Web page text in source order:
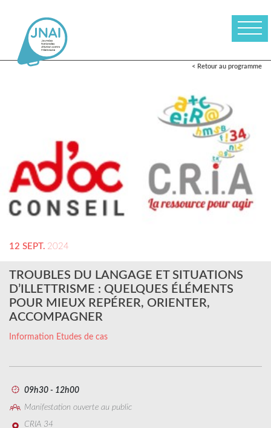
< Retour au programme
12 SEPT. 2024
TROUBLES DU LANGAGE ET SITUATIONS
D’ILLETTRISME : QUELQUES ÉLÉMENTS
POUR MIEUX REPÉRER, ORIENTER,
ACCOMPAGNER
Information Etudes de cas
09h30 - 12h00
Manifestation ouverte au public
CRIA 34